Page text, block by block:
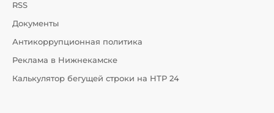
RSS
Документы
Антикоррупционная политика
Реклама в Нижнекамске
Калькулятор бегущей строки на НТР 24